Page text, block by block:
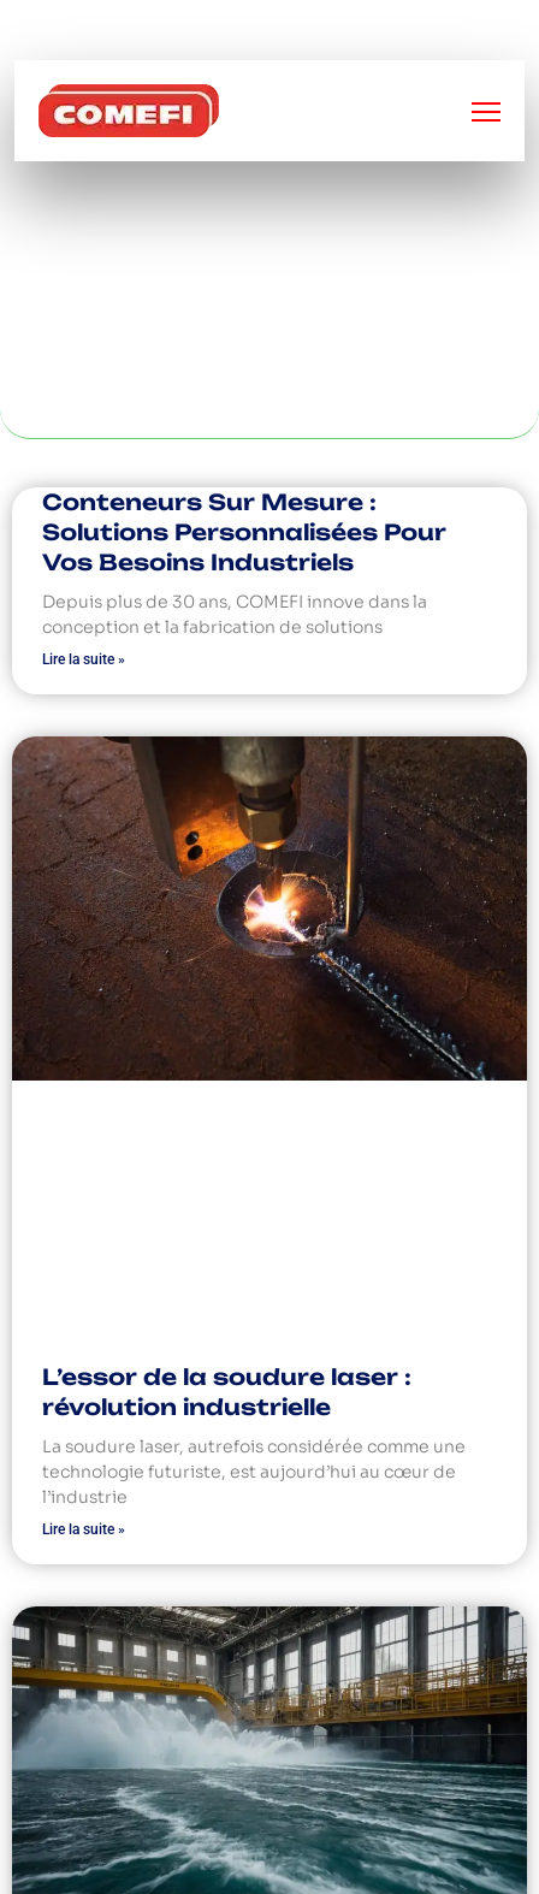
BENNES
Conteneurs Sur Mesure :
Solutions Personnalisées Pour
Vos Besoins Industriels
Depuis plus de 30 ans, COMEFI innove dans la
conception et la fabrication de solutions
Lire la suite »
L’essor de la soudure laser :
révolution industrielle
La soudure laser, autrefois considérée comme une
technologie futuriste, est aujourd’hui au cœur de
l’industrie
Lire la suite »